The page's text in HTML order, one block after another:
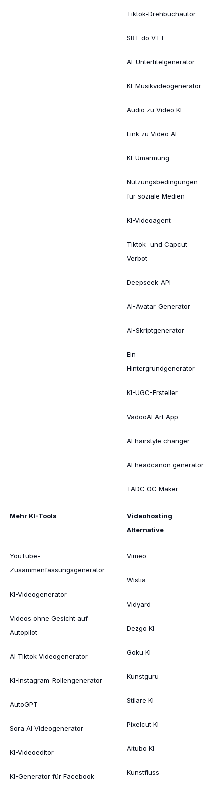
Tiktok-Drehbuchautor
SRT do VTT
AI-Untertitelgenerator
KI-Musikvideogenerator
Audio zu Video KI
Link zu Video AI
KI-Umarmung
Nutzungsbedingungen
für soziale Medien
KI-Videoagent
Tiktok- und Capcut-
Verbot
Deepseek-API
AI-Avatar-Generator
AI-Skriptgenerator
Ein
Hintergrundgenerator
KI-UGC-Ersteller
VadooAI Art App
AI hairstyle changer
AI headcanon generator
TADC OC Maker
Mehr KI-Tools
YouTube-
Zusammenfassungsgenerator
KI-Videogenerator
Videos ohne Gesicht auf
Autopilot
AI Tiktok-Videogenerator
KI-Instagram-Rollengenerator
AutoGPT
Sora AI Videogenerator
KI-Videoeditor
KI-Generator für Facebook-
Videohosting
Alternative
Vimeo
Wistia
Vidyard
Dezgo KI
Goku KI
Kunstguru
Stilare KI
Pixelcut KI
Aitubo KI
Kunstfluss